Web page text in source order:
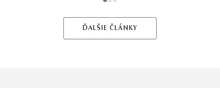
1 2 3
ĎALŠIE ČLÁNKY